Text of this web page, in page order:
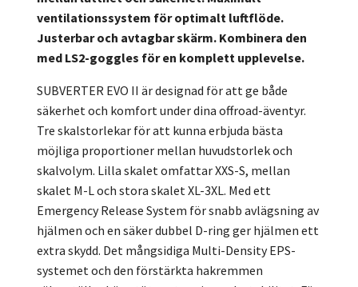
ventilationssystem för optimalt luftflöde.
Justerbar och avtagbar skärm. Kombinera den
med LS2-goggles för en komplett upplevelse.
SUBVERTER EVO II är designad för att ge både
säkerhet och komfort under dina offroad-äventyr.
Tre skalstorlekar för att kunna erbjuda bästa
möjliga proportioner mellan huvudstorlek och
skalvolym. Lilla skalet omfattar XXS-S, mellan
skalet M-L och stora skalet XL-3XL. Med ett
Emergency Release System för snabb avlägsning av
hjälmen och en säker dubbel D-ring ger hjälmen ett
extra skydd. Det mångsidiga Multi-Density EPS-
systemet och den förstärkta hakremmen